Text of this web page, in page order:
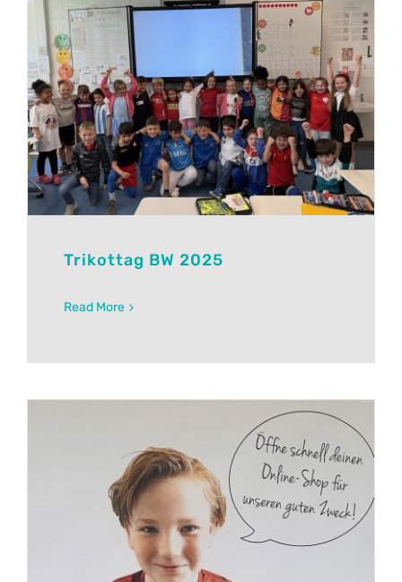
Trikottag BW 2025
Read More